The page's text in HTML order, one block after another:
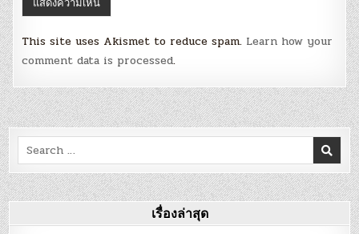
This site uses Akismet to reduce spam. Learn how your
comment data is processed.
Search
for:
เรื่องล่าสุด